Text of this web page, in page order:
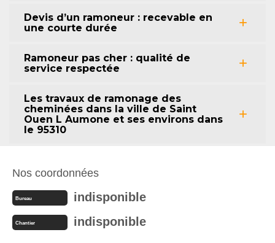
Devis d’un ramoneur : recevable en
une courte durée
Ramoneur pas cher : qualité de
service respectée
Les travaux de ramonage des
cheminées dans la ville de Saint
Ouen L Aumone et ses environs dans
le 95310
Nos coordonnées
Bureau indisponible
Chantier indisponible